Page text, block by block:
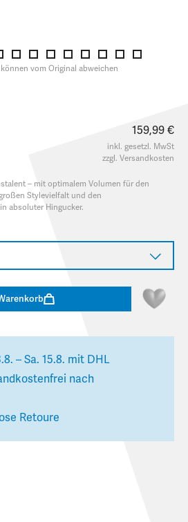
vom Original abweichen
159,99 €
inkl. gesetzl. MwSt
zzgl. Versandkosten
– mit optimalem Volumen für den
Stylevielfalt und den
absoluter Hingucker.​
– Sa. 15.8. mit DHL
nach
Retoure